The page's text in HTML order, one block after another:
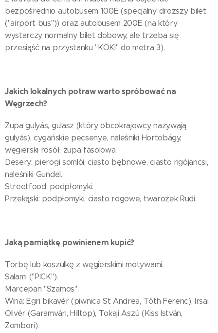
bezpośrednio autobusem 100E (specjalny droższy bilet
("airport bus")) oraz autobusem 200E (na który
wystarczy normalny bilet dobowy, ale trzeba się
przesiąść na przystanku "KÖKI" do metra 3).
Jakich lokalnych potraw warto spróbować na
Węgrzech?
Zupa gulyás, gulasz (który obcokrajowcy nazywają
gulyás), cygańskie pecsenye, naleśniki Hortobágy,
węgierski rosół, zupa fasolowa.
Desery: pierogi somlói, ciasto bębnowe, ciasto rigójancsi,
naleśniki Gundel.
Streetfood: podpłomyki.
Przekąski: podpłomyki, ciasto rogowe, twarożek Rudi.
Jaką pamiątkę powinienem kupić?
Torbę lub koszulkę z węgierskimi motywami.
Salami ("PICK").
Marcepan "Szamos".
Wina: Egri bikavér (piwnica St Andrea, Tóth Ferenc), Irsai
Olivér (Garamvári, Hilltop), Tokaji Aszú (Kiss István,
Zombori).